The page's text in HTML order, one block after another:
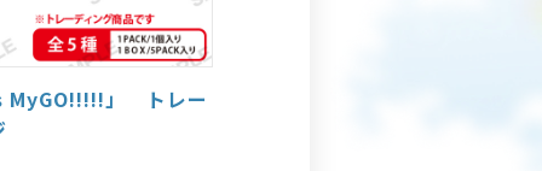
MyGO!!!!!」 トレー